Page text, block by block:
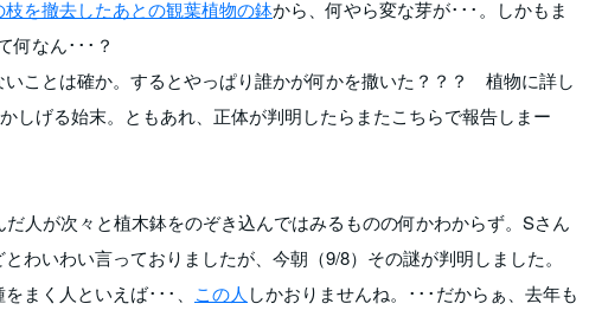
枝を撤去したあとの観葉植物の鉢から、何やら変な芽が･･･。しかもま
何なん･･･？
ことは確か。するとやっぱり誰かが何かを撒いた？？？ 植物に詳し
しげる始末。ともあれ、正体が判明したらまたこちらで報告しまー
人が次々と植木鉢をのぞき込んではみるものの何かわからず。Sさん
わいわい言っておりましたが、今朝（9/8）その謎が判明しました。
まく人といえば･･･、 この人 しかおりませんね。･･･だからぁ、去年も